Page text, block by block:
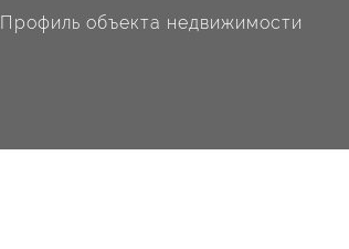
Профиль объекта недвижимости